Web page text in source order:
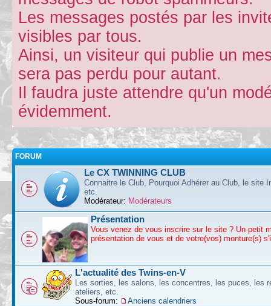
Les messages postés par les
visibles par tous.
Ainsi, un visiteur qui publie un
sera pas perdu pour autant.
Il faudra juste attendre qu'un
évidemment.
FORUM
Le CX TWINNING CLUB
Connaitre le Club, Pourquoi Adhérer au Club, le site
etc.
Modérateur: Modérateurs
Présentation
Vous venez de vous inscrire sur le site ? Un petit
présentation de vous et de votre(vos) monture(s)
L'actualité des Twins-en-V
Les sorties, les salons, les concentres, les puces, les
ateliers, etc.
Sous-forum:
Anciens calendriers